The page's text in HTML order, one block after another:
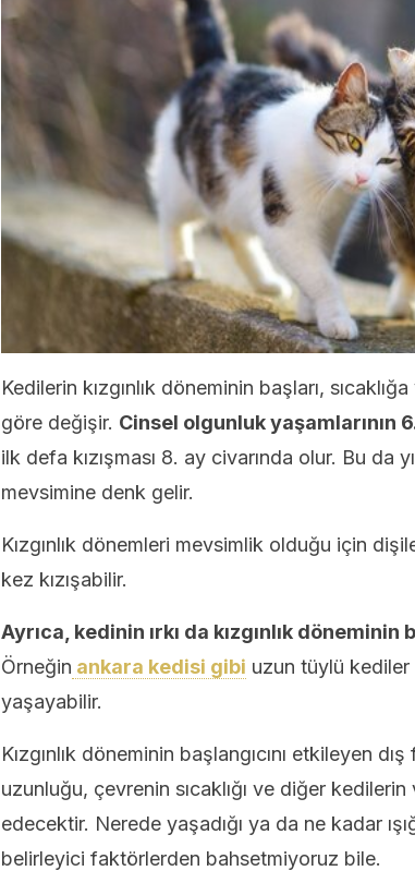
Kedilerin kızgınlık döneminin başları,
göre değişir. Cinsel olgunluk yaşamlarının
ilk defa kızışması 8. ay civarında olur. Bu da
mevsimine denk gelir.
Kızgınlık dönemleri mevsimlik olduğu için
kez kızışabilir.
Ayrıca, kedinin ırkı da kızgınlık
Örneğin ankara kedisi gibi uzun tüylü kediler
yaşayabilir.
Kızgınlık döneminin başlangıcını etkileyen
uzunluğu, çevrenin sıcaklığı ve diğer
edecektir. Nerede yaşadığı ya da ne kadar
belirleyici faktörlerden bahsetmiyoruz bile.